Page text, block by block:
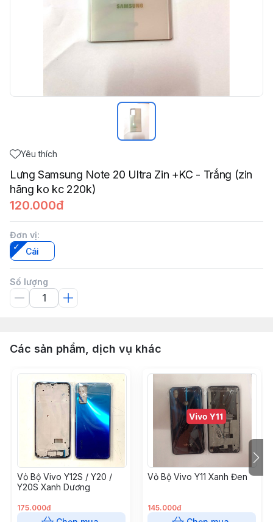
Yêu thích
Lưng Samsung Note 20 Ultra Zin +KC - Trắng (zin
hãng ko kc 220k)
120.000đ
Đơn vị:
Cái
Số lượng
Các sản phẩm, dịch vụ khác
Vỏ Bộ Vivo Y12S / Y20 /
Y20S Xanh Dương
175.000đ
Vỏ Bộ Vivo Y11 Xanh Đen
145.000đ